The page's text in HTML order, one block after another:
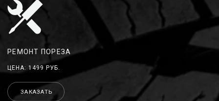
РЕМОНТ ПОРЕЗА
ЦЕНА: 1499 РУБ.
ЗАКАЗАТЬ